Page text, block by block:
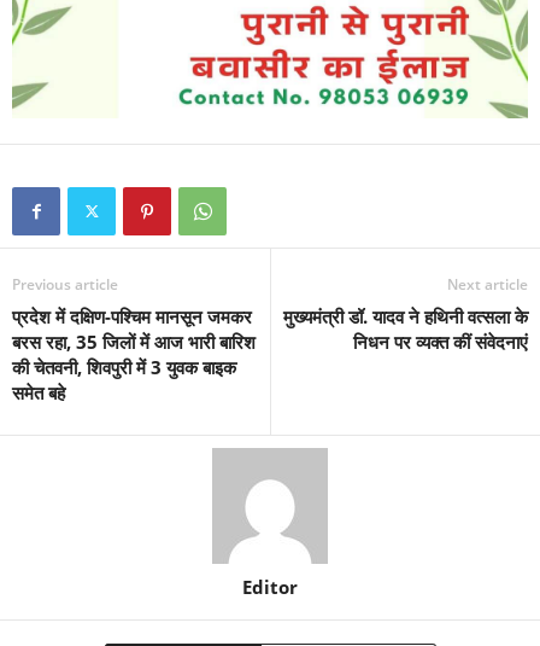
Previous article
प्रदेश में दक्षिण-पश्चिम मानसून जमकर
बरस रहा, 35 जिलों में आज भारी बारिश
की चेतवनी, शिवपुरी में 3 युवक बाइक
समेत बहे
Next article
मुख्यमंत्री डॉ. यादव ने हथिनी वत्सला के
निधन पर व्यक्त कीं संवेदनाएं
Editor